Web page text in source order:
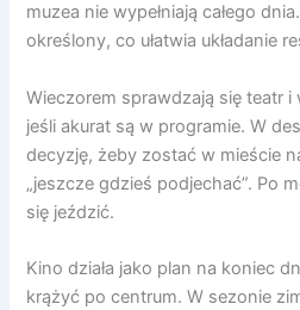
muzea nie wypełniają całego
określony, co ułatwia układanie
Wieczorem sprawdzają się teatr
jeśli akurat są w programie. W
decyzję, żeby zostać w mieście
„jeszcze gdzieś podjechać”. Po
się jeździć.
Kino działa jako plan na koniec
krążyć po centrum. W sezonie